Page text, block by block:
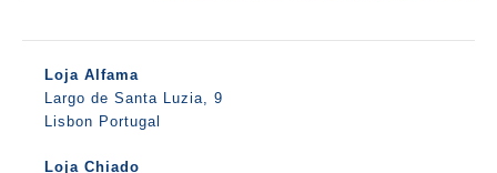
Loja Alfama
Largo de Santa Luzia, 9
Lisbon Portugal
Loja Chiado